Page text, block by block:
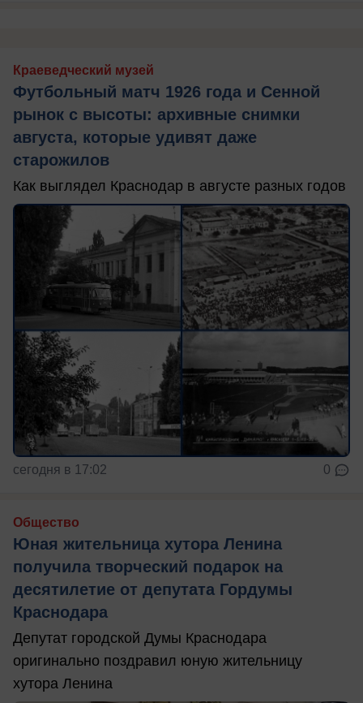
Краеведческий музей
Футбольный матч 1926 года и Сенной
рынок с высоты: архивные снимки
августа, которые удивят даже
старожилов
Как выглядел Краснодар в августе разных годов
сегодня в 17:02 0
Общество
Юная жительница хутора Ленина
получила творческий подарок на
десятилетие от депутата Гордумы
Краснодара
Депутат городской Думы Краснодара
оригинально поздравил юную жительницу
хутора Ленина